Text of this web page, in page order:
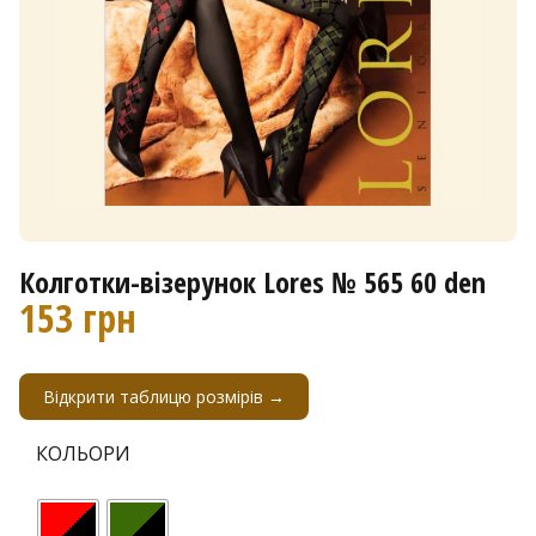
Колготки-візерунок Lores № 565 60 den
153 грн
Відкрити таблицю розмірів →
КОЛЬОРИ